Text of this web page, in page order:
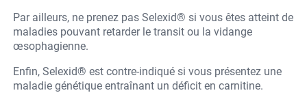
Par ailleurs, ne prenez pas Selexid® si vous êtes atteint de
maladies pouvant retarder le transit ou la vidange
œsophagienne.
Enfin, Selexid® est contre-indiqué si vous présentez une
maladie génétique entraînant un déficit en carnitine.